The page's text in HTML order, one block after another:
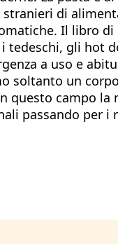
di
Il libro
gli hot
a uso e
soltanto un
questo campo
passando per